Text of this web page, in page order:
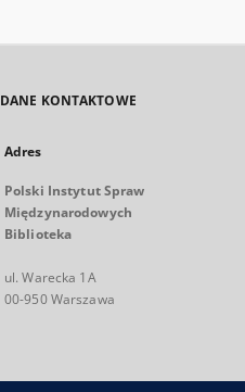
DANE KONTAKTOWE
Adres
Polski Instytut Spraw
Międzynarodowych
Biblioteka
ul. Warecka 1A
00-950 Warszawa